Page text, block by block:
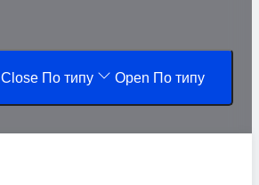
Close По типу Open По типу